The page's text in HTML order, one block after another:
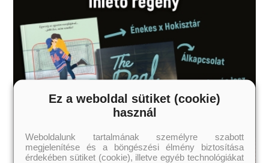
Ez a weboldal sütiket (cookie)
használ
Weboldalunk tartalmának személyre szabott
megjelenítése és a böngészési élmény biztosítása
érdekében sütiket (cookie), illetve egyéb technológiákat